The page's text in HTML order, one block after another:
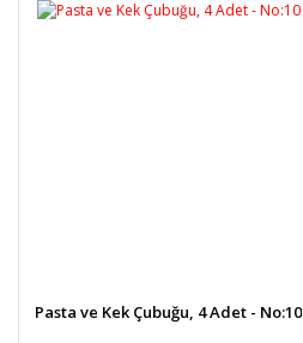
Pasta ve Kek Çubuğu, 4 Adet - No:10